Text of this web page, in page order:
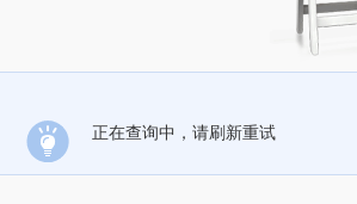
正在查询中，请刷新重试